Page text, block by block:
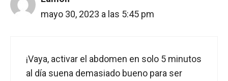
mayo 30, 2023 a las 5:45 pm
¡Vaya, activar el abdomen en solo 5 minutos
al día suena demasiado bueno para ser